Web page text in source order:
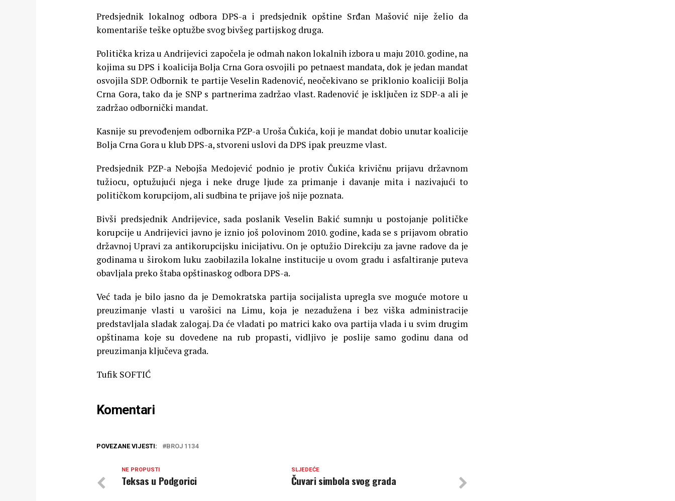
Predsjednik lokalnog odbora DPS-a i predsjednik opštine Srđan Mašović nije želio da
komentariše teške optužbe svog bivšeg partijskog druga.
Politička kriza u Andrijevici započela je odmah nakon lokalnih izbora u maju 2010. godine, na
kojima su DPS i koalicija Bolja Crna Gora osvojili po petnaest mandata, dok je jedan mandat
osvojila SDP. Odbornik te partije Veselin Radenović, neočekivano se priklonio koaliciji Bolja
Crna Gora, tako da je SNP s partnerima zadržao vlast. Radenović je isključen iz SDP-a ali je
zadržao odbornički mandat.
Kasnije su prevođenjem odbornika PZP-a Uroša Čukića, koji je mandat dobio unutar koalicije
Bolja Crna Gora u klub DPS-a, stvoreni uslovi da DPS ipak preuzme vlast.
Predsjednik PZP-a Nebojša Medojević podnio je protiv Čukića krivičnu prijavu državnom
tužiocu, optužujući njega i neke druge ljude za primanje i davanje mita i nazivajući to
političkom korupcijom, ali sudbina te prijave još nije poznata.
Bivši predsjednik Andrijevice, sada poslanik Veselin Bakić sumnju u postojanje političke
korupcije u Andrijevici javno je iznio još polovinom 2010. godine, kada se s prijavom obratio
državnoj Upravi za antikorupcijsku inicijativu. On je optužio Direkciju za javne radove da je
godinama u širokom luku zaobilazila lokalne institucije u ovom gradu i asfaltiranje puteva
obavljala preko štaba opštinaskog odbora DPS-a.
Već tada je bilo jasno da je Demokratska partija socijalista upregla sve moguće motore u
preuzimanje vlasti u varošici na Limu, koja je nezadužena i bez viška administracije
predstavljala sladak zalogaj. Da će vladati po matrici kako ova partija vlada i u svim drugim
opštinama koje su dovedene na rub propasti, vidljivo je poslije samo godinu dana od
preuzimanja ključeva grada.
Tufik SOFTIĆ
Komentari
POVEZANE VIJESTI: BROJ 1134
SLJEDEĆE
Čuvari simbola svog grada
NE PROPUSTI
Teksas u Podgorici